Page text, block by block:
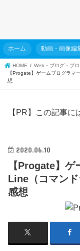
ホーム 動画・画像編
HOME
Web・ブログ・プ
【Progate】ゲームプログラマ
想
【PR】この記事に
2020.06.10
【Progate】
Line（コマン
感想